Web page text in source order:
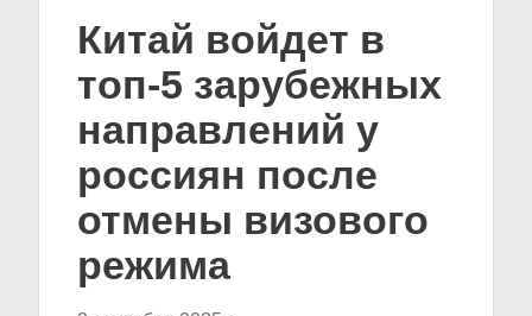
Китай войдет в
топ-5 зарубежных
направлений у
россиян после
отмены визового
режима